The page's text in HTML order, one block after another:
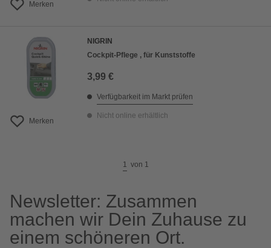
Merken
Merken
NIGRIN
Cockpit-Pflege , für Kunststoffe
3,99 €
Verfügbarkeit im Markt prüfen
Nicht online erhältlich
1 von 1
Newsletter: Zusammen
machen wir Dein Zuhause zu
einem schöneren Ort.